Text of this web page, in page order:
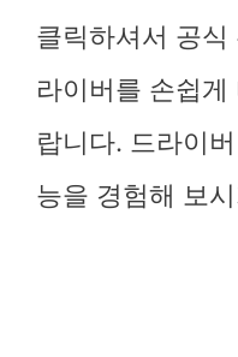
클릭하셔서 공식
라이버를 손쉽
랍니다. 드라이
능을 경험해 보